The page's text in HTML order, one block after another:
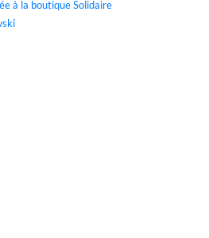
à la boutique Solidaire